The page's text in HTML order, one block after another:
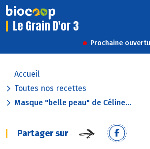
Le Grain D'or 3
Prochaine
Accueil
Toutes nos recettes
Masque "belle peau" de Céline...
Partager sur